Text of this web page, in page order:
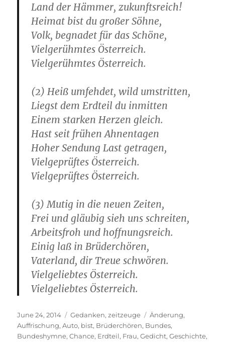
Land der Hämmer, zukunftsreich!
Heimat bist du großer Söhne,
Volk, begnadet für das Schöne,
Vielgerühmtes Österreich.
Vielgerühmtes Österreich.
(2) Heiß umfehdet, wild umstritten,
Liegst dem Erdteil du inmitten
Einem starken Herzen gleich.
Hast seit frühen Ahnentagen
Hoher Sendung Last getragen,
Vielgeprüftes Österreich.
Vielgeprüftes Österreich.
(3) Mutig in die neuen Zeiten,
Frei und gläubig sieh uns schreiten,
Arbeitsfroh und hoffnungsreich.
Einig laß in Brüderchören,
Vaterland, dir Treue schwören.
Vielgeliebtes Österreich.
Vielgeliebtes Österreich.
Posted
on
June 24, 2014 Categories
Gedanken,zeitzeuge Tags
Änderung,
Auffrischung,Auto, bist, Brüderchören, Bundes,
Bundeshymne,Chance, Erdteil, Frau,Gedicht,Geschichte,